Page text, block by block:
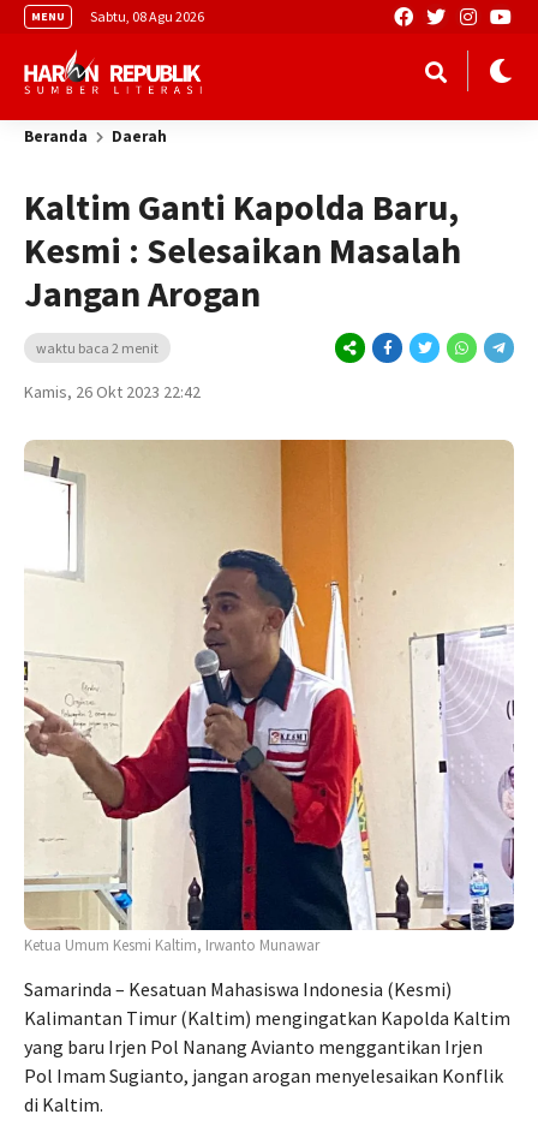
MENU Sabtu, 08 Agu 2026
Beranda Daerah
Kaltim Ganti Kapolda Baru,
Kesmi : Selesaikan Masalah
Jangan Arogan
waktu baca 2 menit
Kamis, 26 Okt 2023 22:42
Ketua Umum Kesmi Kaltim, Irwanto Munawar
Samarinda – Kesatuan Mahasiswa Indonesia (Kesmi)
Kalimantan Timur (Kaltim) mengingatkan Kapolda Kaltim
yang baru Irjen Pol Nanang Avianto menggantikan Irjen
Pol Imam Sugianto, jangan arogan menyelesaikan Konflik
di Kaltim.